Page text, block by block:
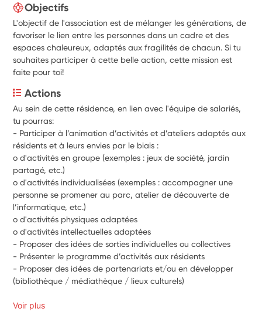
Objectifs
L'objectif de l'association est de mélanger les générations, de
favoriser le lien entre les personnes dans un cadre et des
espaces chaleureux, adaptés aux fragilités de chacun. Si tu
souhaites participer à cette belle action, cette mission est
faite pour toi!
Actions
Au sein de cette résidence, en lien avec l'équipe de salariés,
tu pourras:
- Participer à l’animation d’activités et d’ateliers adaptés aux
résidents et à leurs envies par le biais :
o d'activités en groupe (exemples : jeux de société, jardin
partagé, etc.)
o d'activités individualisées (exemples : accompagner une
personne se promener au parc, atelier de découverte de
l’informatique, etc.)
o d'activités physiques adaptées
o d'activités intellectuelles adaptées
- Proposer des idées de sorties individuelles ou collectives
- Présenter le programme d’activités aux résidents
- Proposer des idées de partenariats et/ou en développer
(bibliothèque / médiathèque / lieux culturels)
Voir plus